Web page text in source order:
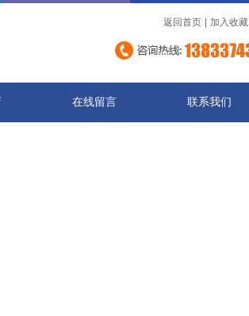
返回首页 加入收藏
在线留言 联系我们